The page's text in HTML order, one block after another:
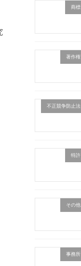
商標
著作権
不正競争防止法
特許
その他
事務所